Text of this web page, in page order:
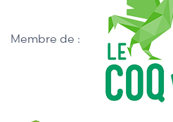
Membre de :